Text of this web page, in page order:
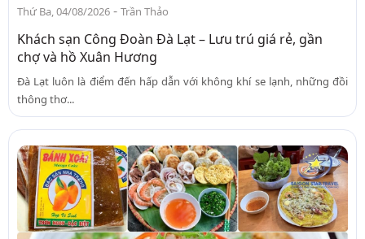
Thứ Ba, 04/08/2026 - Trần Thảo
Khách sạn Công Đoàn Đà Lạt – Lưu trú giá rẻ, gần
chợ và hồ Xuân Hương
Đà Lạt luôn là điểm đến hấp dẫn với không khí se lạnh, những đồi
thông thơ...